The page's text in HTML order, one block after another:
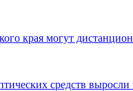
края могут
средств выросли